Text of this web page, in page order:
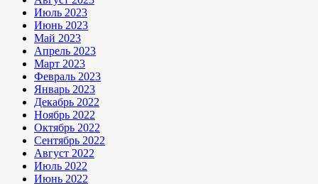
Июль 2023
Июнь 2023
Май 2023
Апрель 2023
Март 2023
Февраль 2023
Январь 2023
Декабрь 2022
Ноябрь 2022
Октябрь 2022
Сентябрь 2022
Август 2022
Июль 2022
Июнь 2022